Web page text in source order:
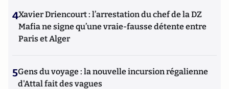
4Xavier Driencourt : l’arrestation du chef de la DZ
Mafia ne signe qu’une vraie-fausse détente entre
Paris et Alger
5Gens du voyage : la nouvelle incursion régalienne
d'Attal fait des vagues